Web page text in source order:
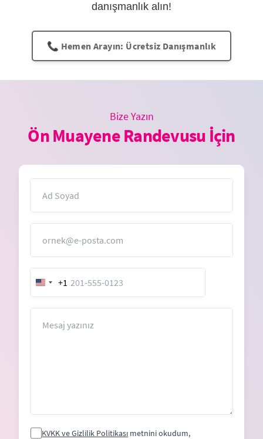
danışmanlık alın!
📞 Hemen Arayın: Ücretsiz Danışmanlık
Bize Yazın
Ön Muayene Randevusu İçin
United
States
+1
KVKK ve Gizlilik Politikası metnini okudum,